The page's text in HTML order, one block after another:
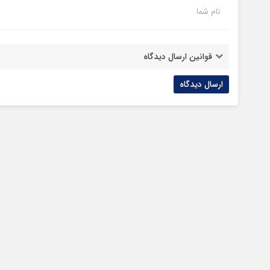
نام شما
قوانین ارسال دیدگاه